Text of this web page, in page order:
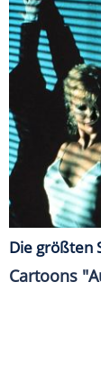
Die größten
Cartoons